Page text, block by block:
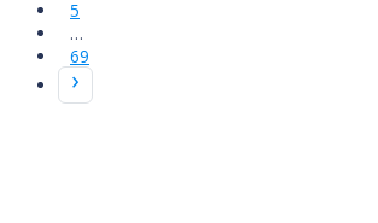
5
…
69